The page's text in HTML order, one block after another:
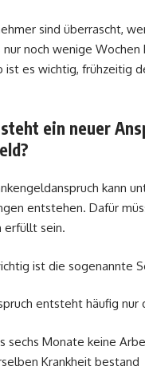
sind überrascht,
noch wenige Wochen
ist es wichtig, frühzeitig
ein neuer
kann
entstehen. Dafür
erfüllt sein.
ist die sogenannte
entsteht häufig nur
sechs Monate keine
Krankheit bestand